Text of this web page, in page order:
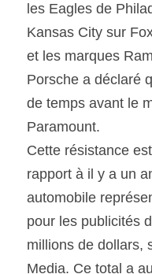
les Eagles de
Kansas City sur
et les marques
Porsche a déclaré
de temps avant le
Paramount.
Cette résistance
rapport à il y a un
automobile
pour les publicités
millions de dollars,
Media. Ce total a